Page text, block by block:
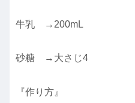
牛乳 →200mL
砂糖 →大さじ4
『作り方』